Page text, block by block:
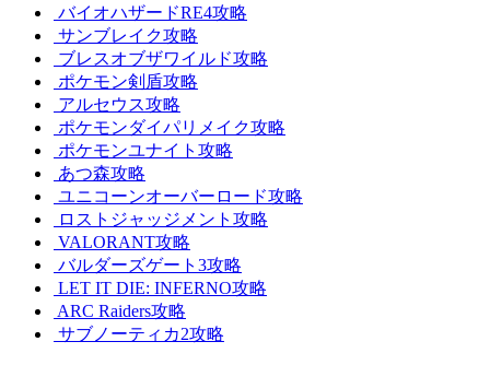
バイオハザードRE4攻略
サンブレイク攻略
ブレスオブザワイルド攻略
ポケモン剣盾攻略
アルセウス攻略
ポケモンダイパリメイク攻略
ポケモンユナイト攻略
あつ森攻略
ユニコーンオーバーロード攻略
ロストジャッジメント攻略
VALORANT攻略
バルダーズゲート3攻略
LET IT DIE: INFERNO攻略
ARC Raiders攻略
サブノーティカ2攻略